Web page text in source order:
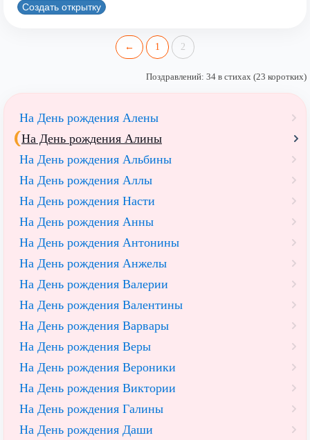
Создать открытку
← 1 2
Поздравлений: 34 в стихах (23 коротких)
На День рождения Алены
На День рождения Алины
На День рождения Альбины
На День рождения Аллы
На День рождения Насти
На День рождения Анны
На День рождения Антонины
На День рождения Анжелы
На День рождения Валерии
На День рождения Валентины
На День рождения Варвары
На День рождения Веры
На День рождения Вероники
На День рождения Виктории
На День рождения Галины
На День рождения Даши